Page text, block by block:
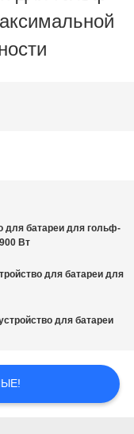
для батареи для гольф-
Вт
для батареи для
для батареи